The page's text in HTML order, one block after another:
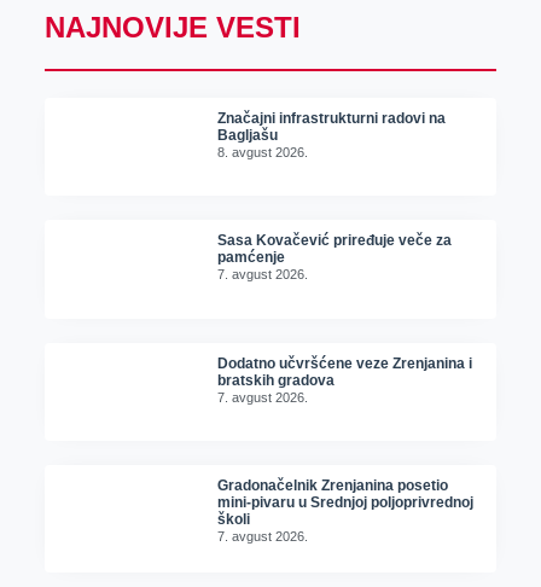
NAJNOVIJE VESTI
Značajni infrastrukturni radovi na
Bagljašu
8. avgust 2026.
Sasa Kovačević priređuje veče za
pamćenje
7. avgust 2026.
Dodatno učvršćene veze Zrenjanina i
bratskih gradova
7. avgust 2026.
Gradonačelnik Zrenjanina posetio
mini-pivaru u Srednjoj poljoprivrednoj
školi
7. avgust 2026.